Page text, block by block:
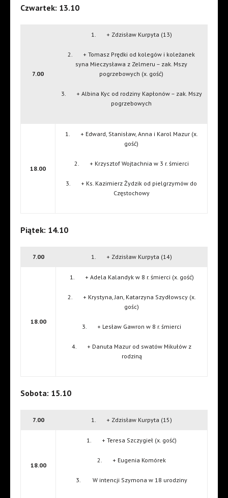
Czwartek: 13.10
7.00
1. + Zdzisław Kurpyta (13)
2. + Tomasz Prędki od kolegów i koleżanek
syna Mieczysława z Zelmeru – zak. Mszy
pogrzebowych (x. gość)
3. + Albina Kyc od rodziny Kapłonów – zak. Mszy
pogrzebowych
18.00
1. + Edward, Stanisław, Anna i Karol Mazur (x.
gość)
2. + Krzysztof Wojtachnia w 3 r. śmierci
3. + Ks. Kazimierz Żydzik od pielgrzymów do
Częstochowy
Piątek: 14.10
7.00 1. + Zdzisław Kurpyta (14)
18.00
1. + Adela Kalandyk w 8 r. śmierci (x. gość)
2. + Krystyna, Jan, Katarzyna Szydłowscy (x.
gośc)
3. + Lesław Gawron w 8 r. śmierci
4. + Danuta Mazur od swatów Mikułów z
rodziną
Sobota: 15.10
7.00 1. + Zdzisław Kurpyta (15)
18.00
1. + Teresa Szczygieł (x. gość)
2. + Eugenia Komórek
3. W intencji Szymona w 18 urodziny